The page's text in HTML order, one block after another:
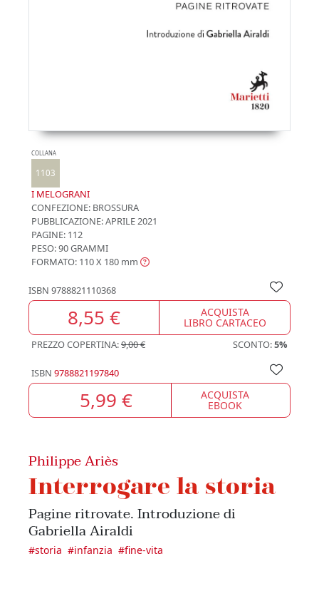
COLLANA
1103
I MELOGRANI
CONFEZIONE: BROSSURA
PUBBLICAZIONE:APRILE 2021
PAGINE: 112
PESO: 90 GRAMMI
FORMATO: 110 X 180 mm
ISBN 9788821110368
8,55 € ACQUISTA
LIBRO CARTACEO
PREZZO COPERTINA:9,00 € SCONTO:5%
ISBN 9788821197840
5,99 € ACQUISTA
EBOOK
Philippe Ariès
Interrogare la storia
Pagine ritrovate. Introduzione di
Gabriella Airaldi
#storia #infanzia #fine-vita